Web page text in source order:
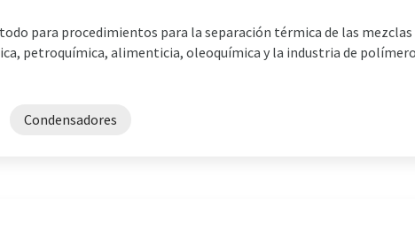
para procedimientos para la separación térmica de las mezclas
petroquímica, alimenticia, oleoquímica y la industria de
Condensadores